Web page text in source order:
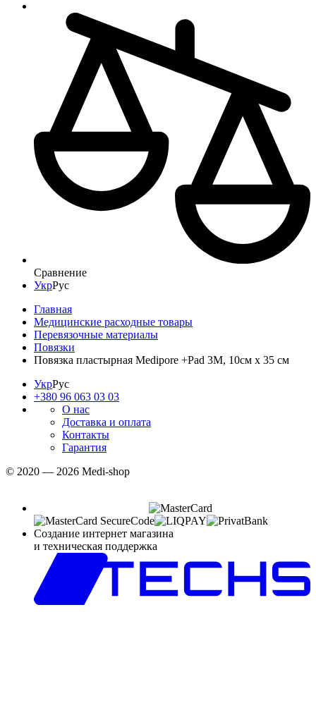
Сравнение
УкрРус
Главная
Медицинские расходные товары
Перевязочные материалы
Повязки
Повязка пластырная Medipore +Pad 3M, 10см х 35 см
УкрРус
+380 96 063 03 03
О нас
Доставка и оплата
Контакты
Гарантия
© 2020 — 2026 Medi-shop
Создание интернет магазина
и техническая поддержка